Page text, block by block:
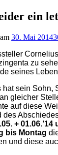
ein
am 30. Mai 2014
zu
seines
hat sein Sohn,
gleicher
auf diese
des
+
bis Montag
und diese